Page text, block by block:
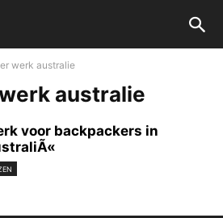
werk australie
australie
voor backpackers in